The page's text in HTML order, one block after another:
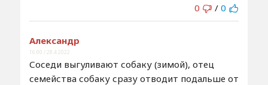
0
/ 0
Александр
16:00 / 28.4.2022
Соседи выгуливают собаку (зимой), отец
семейства собаку сразу отводит подальше от